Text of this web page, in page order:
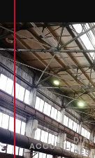
ACCUEIL›
DES